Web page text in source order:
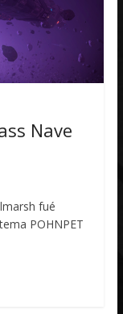
Nave
fué
POHNPET